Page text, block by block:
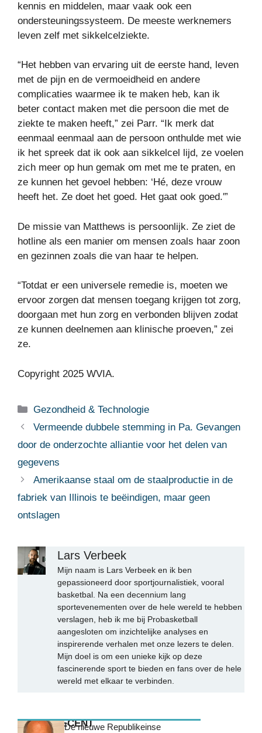
kennis en middelen, maar vaak ook een
ondersteuningssysteem. De meeste werknemers
leven zelf met sikkelcelziekte.
“Het hebben van ervaring uit de eerste hand, leven
met de pijn en de vermoeidheid en andere
complicaties waarmee ik te maken heb, kan ik
beter contact maken met die persoon die met de
ziekte te maken heeft,” zei Parr. “Ik merk dat
eenmaal eenmaal aan de persoon onthulde met wie
ik het spreek dat ik ook aan sikkelcel lijd, ze voelen
zich meer op hun gemak om met me te praten, en
ze kunnen het gevoel hebben: ‘Hé, deze vrouw
heeft het. Ze doet het goed. Het gaat ook goed.'”
De missie van Matthews is persoonlijk. Ze ziet de
hotline als een manier om mensen zoals haar zoon
en gezinnen zoals die van haar te helpen.
“Totdat er een universele remedie is, moeten we
ervoor zorgen dat mensen toegang krijgen tot zorg,
doorgaan met hun zorg en verbonden blijven zodat
ze kunnen deelnemen aan klinische proeven,” zei
ze.
Copyright 2025 WVIA.
Categorieën
Gezondheid & Technologie
Vermeende dubbele stemming in Pa. Gevangen
door de onderzochte alliantie voor het delen van
gegevens
Amerikaanse staal om de staalproductie in de
fabriek van Illinois te beëindigen, maar geen
ontslagen
Lars Verbeek
Mijn naam is Lars Verbeek en ik ben
gepassioneerd door sportjournalistiek, vooral
basketbal. Na een decennium lang
sportevenementen over de hele wereld te hebben
verslagen, heb ik me bij Probasketball
aangesloten om inzichtelijke analyses en
inspirerende verhalen met onze lezers te delen.
Mijn doel is om een unieke kijk op deze
fascinerende sport te bieden en fans over de hele
wereld met elkaar te verbinden.
MEEST RECENTDe nieuwe Republikeinse